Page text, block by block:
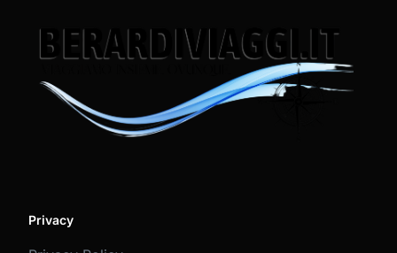
Privacy